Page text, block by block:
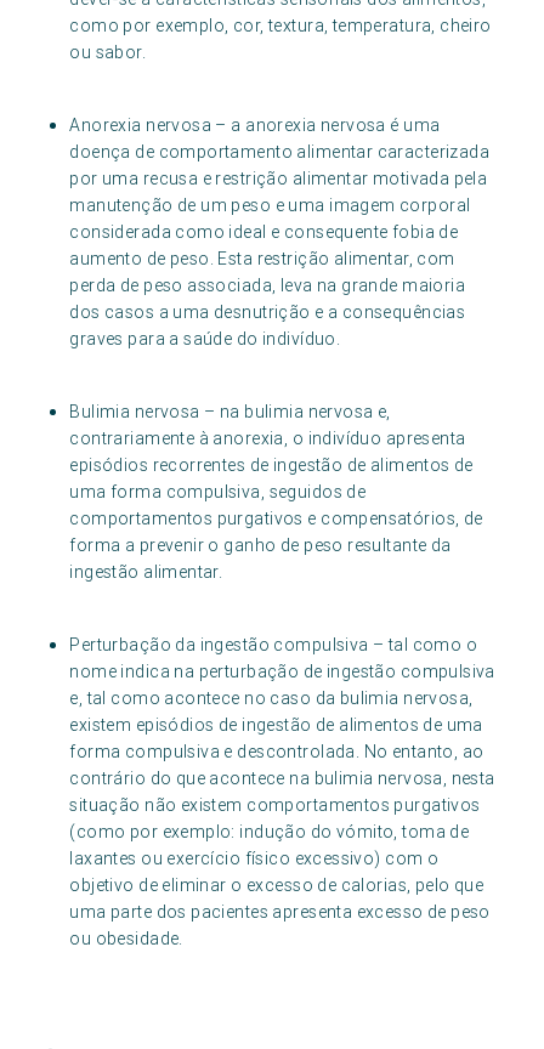
como por exemplo, cor, textura, temperatura, cheiro
ou sabor.
Anorexia nervosa – a anorexia nervosa é uma
doença de comportamento alimentar caracterizada
por uma recusa e restrição alimentar motivada pela
manutenção de um peso e uma imagem corporal
considerada como ideal e consequente fobia de
aumento de peso. Esta restrição alimentar, com
perda de peso associada, leva na grande maioria
dos casos a uma desnutrição e a consequências
graves para a saúde do indivíduo.
Bulimia nervosa – na bulimia nervosa e,
contrariamente à anorexia, o indivíduo apresenta
episódios recorrentes de ingestão de alimentos de
uma forma compulsiva, seguidos de
comportamentos purgativos e compensatórios, de
forma a prevenir o ganho de peso resultante da
ingestão alimentar.
Perturbação da ingestão compulsiva – tal como o
nome indica na perturbação de ingestão compulsiva
e, tal como acontece no caso da bulimia nervosa,
existem episódios de ingestão de alimentos de uma
forma compulsiva e descontrolada. No entanto, ao
contrário do que acontece na bulimia nervosa, nesta
situação não existem comportamentos purgativos
(como por exemplo: indução do vómito, toma de
laxantes ou exercício físico excessivo) com o
objetivo de eliminar o excesso de calorias, pelo que
uma parte dos pacientes apresenta excesso de peso
ou obesidade.